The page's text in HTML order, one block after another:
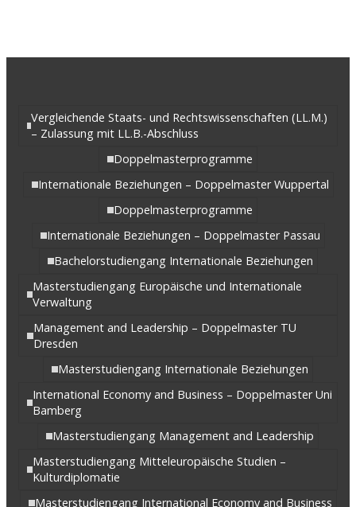
Vergleichende Staats- und Rechtswissenschaften (LL.M.)
– Zulassung mit LL.B.-Abschluss
Doppelmasterprogramme
Internationale Beziehungen – Doppelmaster Wuppertal
Doppelmasterprogramme
Internationale Beziehungen – Doppelmaster Passau
Bachelorstudiengang Internationale Beziehungen
Masterstudiengang Europäische und Internationale
Verwaltung
Management and Leadership – Doppelmaster TU
Dresden
Masterstudiengang Internationale Beziehungen
International Economy and Business – Doppelmaster Uni
Bamberg
Masterstudiengang Management and Leadership
Masterstudiengang Mitteleuropäische Studien –
Kulturdiplomatie
Masterstudiengang International Economy and Business